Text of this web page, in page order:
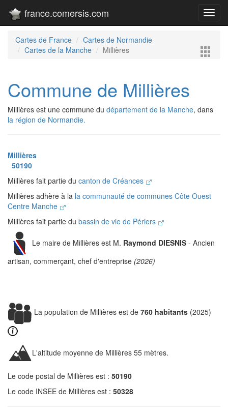
france.comersis.com
Cartes de France
Cartes de Normandie
Cartes de la Manche
Millières
Commune de Millières
Millières est une commune du département de la Manche, dans
la région de Normandie.
Millières
50190
Millières fait partie du canton de Créances
Millières adhère à la la communauté de communes Côte Ouest
Centre Manche
Millières fait partie du bassin de vie de Périers
Le maire de Millières est M. Raymond DIESNIS - Ancien
artisan, commerçant, chef d'entreprise (2026)
La population de Millières est de 760 habitants (2025)
L'altitude moyenne de Millières 55 mètres.
Le code postal de Millières est : 50190
Le code INSEE de Millières est : 50328